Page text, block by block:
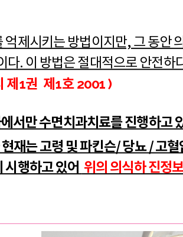
제시키는 방법이지만, 그 동안
다. 이 방법은 절대적으로 안전하
제1권 제1호 2001 )
서만 수면치과치료를 진행하고
는 고령 및 파킨슨/ 당뇨 / 고
행하고 있어 위의 의식하 진정